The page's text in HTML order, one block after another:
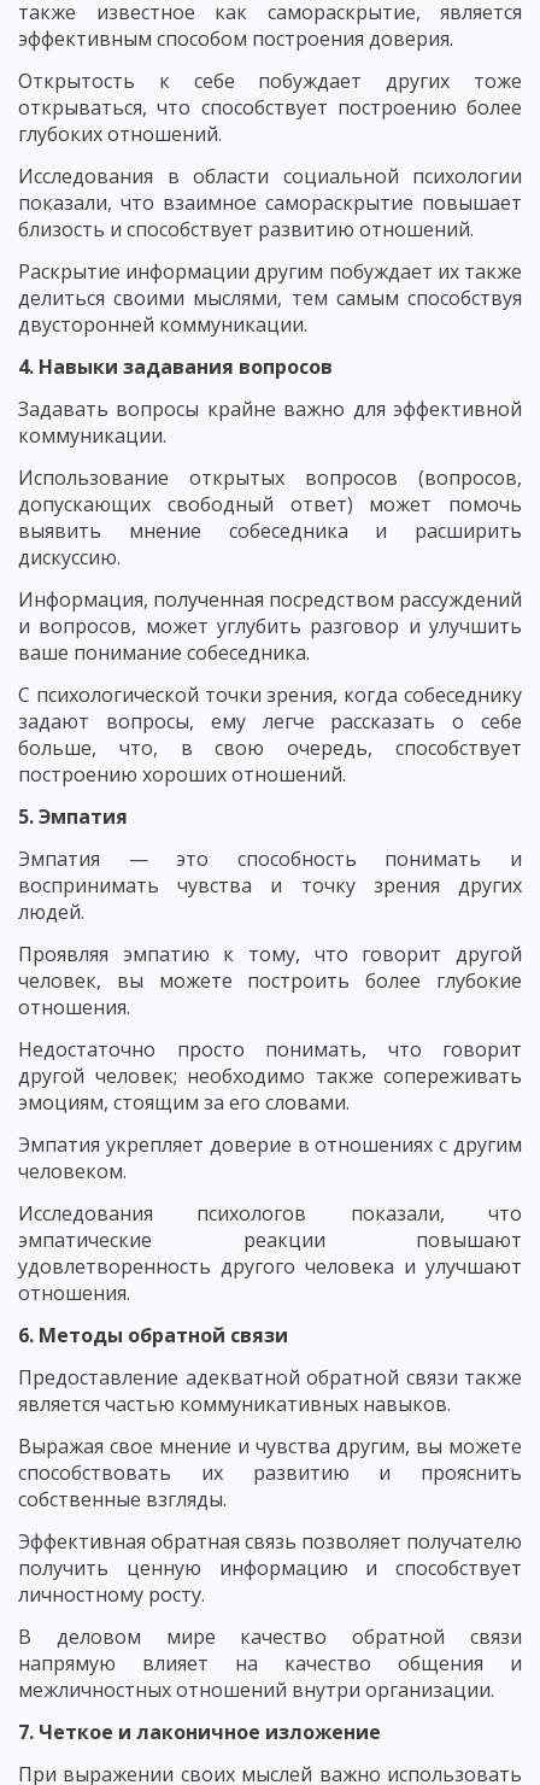
также известное как самораскрытие, является
эффективным способом построения доверия.
Открытость к себе побуждает других тоже
открываться, что способствует построению более
глубоких отношений.
Исследования в области социальной психологии
показали, что взаимное самораскрытие повышает
близость и способствует развитию отношений.
Раскрытие информации другим побуждает их также
делиться своими мыслями, тем самым способствуя
двусторонней коммуникации.
4. Навыки задавания вопросов
Задавать вопросы крайне важно для эффективной
коммуникации.
Использование открытых вопросов (вопросов,
допускающих свободный ответ) может помочь
выявить мнение собеседника и расширить
дискуссию.
Информация, полученная посредством рассуждений
и вопросов, может углубить разговор и улучшить
ваше понимание собеседника.
С психологической точки зрения, когда собеседнику
задают вопросы, ему легче рассказать о себе
больше, что, в свою очередь, способствует
построению хороших отношений.
5. Эмпатия
Эмпатия — это способность понимать и
воспринимать чувства и точку зрения других
людей.
Проявляя эмпатию к тому, что говорит другой
человек, вы можете построить более глубокие
отношения.
Недостаточно просто понимать, что говорит
другой человек; необходимо также сопереживать
эмоциям, стоящим за его словами.
Эмпатия укрепляет доверие в отношениях с другим
человеком.
Исследования психологов показали, что
эмпатические реакции повышают
удовлетворенность другого человека и улучшают
отношения.
6. Методы обратной связи
Предоставление адекватной обратной связи также
является частью коммуникативных навыков.
Выражая свое мнение и чувства другим, вы можете
способствовать их развитию и прояснить
собственные взгляды.
Эффективная обратная связь позволяет получателю
получить ценную информацию и способствует
личностному росту.
В деловом мире качество обратной связи
напрямую влияет на качество общения и
межличностных отношений внутри организации.
7. Четкое и лаконичное изложение
При выражении своих мыслей важно использовать